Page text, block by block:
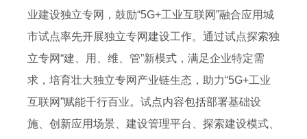
业建设独立专网，鼓励“5G+工业互联网”融合应用城
市试点率先开展独立专网建设工作。通过试点探索独
立专网“建、用、维、管”新模式，满足企业特定需
求，培育壮大独立专网产业链生态，助力“5G+工业
互联网”赋能千行百业。试点内容包括部署基础设
施、创新应用场景、建设管理平台、探索建设模式、